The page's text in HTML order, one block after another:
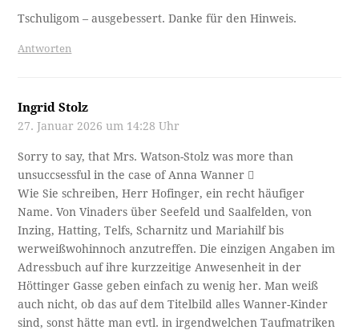
Tschuligom – ausgebessert. Danke für den Hinweis.
Antworten
Ingrid Stolz
27. Januar 2026 um 14:28 Uhr
Sorry to say, that Mrs. Watson-Stolz was more than
unsuccsessful in the case of Anna Wanner 
Wie Sie schreiben, Herr Hofinger, ein recht häufiger
Name. Von Vinaders über Seefeld und Saalfelden, von
Inzing, Hatting, Telfs, Scharnitz und Mariahilf bis
werweißwohinnoch anzutreffen. Die einzigen Angaben im
Adressbuch auf ihre kurzzeitige Anwesenheit in der
Höttinger Gasse geben einfach zu wenig her. Man weiß
auch nicht, ob das auf dem Titelbild alles Wanner-Kinder
sind, sonst hätte man evtl. in irgendwelchen Taufmatriken